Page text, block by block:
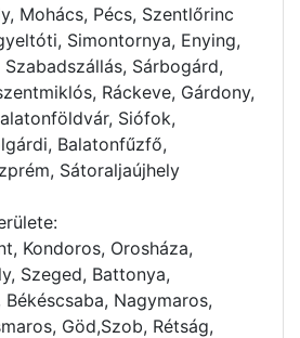
Mohács, Pécs, Szentlőrinc
Simontornya, Enying,
Sárbogárd,
Ráckeve, Gárdony,
Siófok,
Balatonfűzfő,
Sátoraljaújhely
Kondoros, Orosháza,
Szeged, Battonya,
Nagymaros,
Göd,Szob, Rétság,